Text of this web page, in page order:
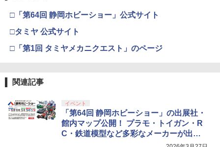
□「第64回 静岡ホビーショー」公式サイト
□タミヤ 公式サイト
□「第1回 タミヤメカニクエスト」のページ
関連記事
イベント
「第64回 静岡ホビーショー」の出展社・
館内マップ公開！ プラモ・トイガン・R
C・鉄道模型など多彩なメーカーが出展